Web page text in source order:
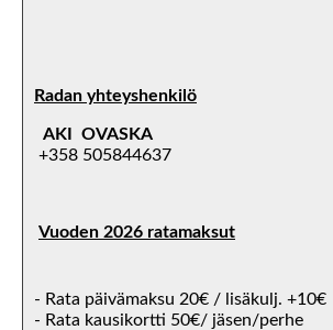
Radan yhteyshenkilö
AKI OVASKA
+358 505844637
Vuoden 2026 ratamaksut
- Rata päivämaksu 20€ / lisäkulj. +10€
- Rata kausikortti 50€/ jäsen/perhe